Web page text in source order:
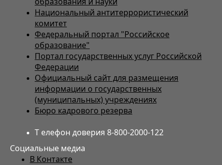
Национальный антитеррористический
комитет
Федеральный портал "Российское
образование"
Портал государственных услуг Российской
Федерации
Официальный сайт для размещения
информации о государственных
(муниципальных) учреждениях
Бюро кадрового резерва
Т елефон доверия 8-800-2000-122
Социальные медиа
В Контакте